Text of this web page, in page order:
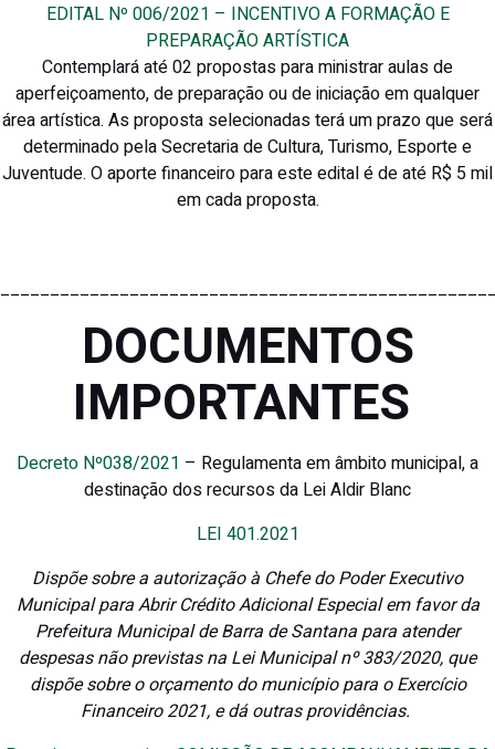
EDITAL Nº 006/2021 – INCENTIVO A FORMAÇÃO E
PREPARAÇÃO ARTÍSTICA
Contemplará até 02 propostas para ministrar aulas de
aperfeiçoamento, de preparação ou de iniciação em qualquer
área artística. As proposta selecionadas terá um prazo que será
determinado pela Secretaria de Cultura, Turismo, Esporte e
Juventude. O aporte financeiro para este edital é de até R$ 5 mil
em cada proposta.
DOCUMENTOS
IMPORTANTES
Decreto Nº038/2021 – Regulamenta em âmbito municipal, a
destinação dos recursos da Lei Aldir Blanc
LEI 401.2021
Dispõe sobre a autorização à Chefe do Poder Executivo
Municipal para Abrir Crédito Adicional Especial em favor da
Prefeitura Municipal de Barra de Santana para atender
despesas não previstas na Lei Municipal nº 383/2020, que
dispõe sobre o orçamento do município para o Exercício
Financeiro 2021, e dá outras providências.